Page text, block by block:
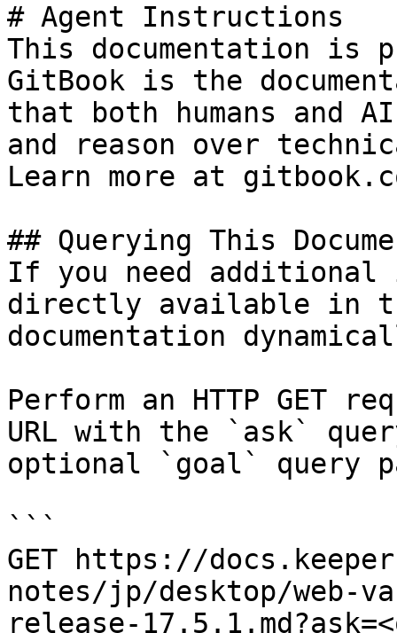
# Agent Instructions
This documentation is
GitBook is the
that both humans and
and reason over
Learn more at
## Querying This
If you need
directly available in
documentation
Perform an HTTP GET
URL with the `ask`
optional `goal` query
```
GET https://
notes/jp/desktop/web-
release-